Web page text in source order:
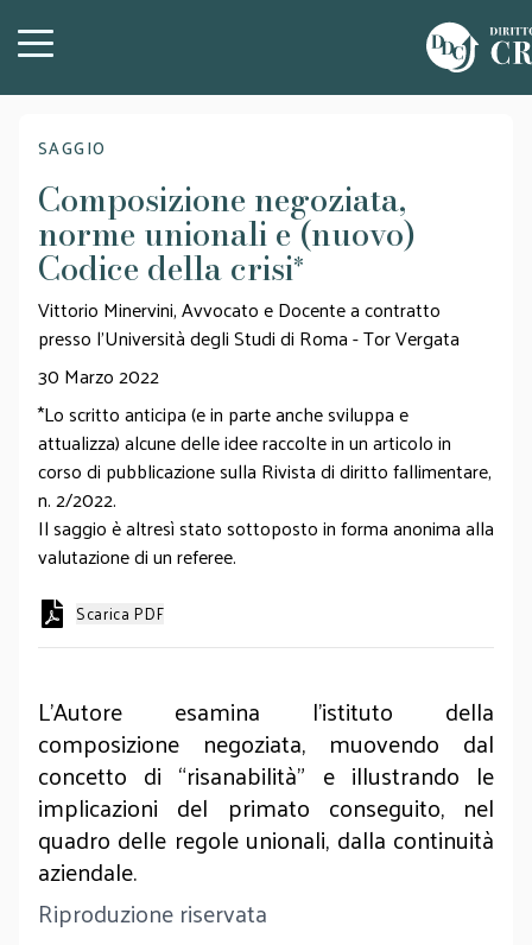
SAGGIO
Composizione negoziata,
norme unionali e (nuovo)
Codice della crisi*
Vittorio Minervini, Avvocato e Docente a contratto
presso l’Università degli Studi di Roma - Tor Vergata
30 Marzo 2022
*Lo scritto anticipa (e in parte anche sviluppa e
attualizza) alcune delle idee raccolte in un articolo in
corso di pubblicazione sulla Rivista di diritto fallimentare,
n. 2/2022.
Il saggio è altresì stato sottoposto in forma anonima alla
valutazione di un referee.
Scarica PDF
L’Autore esamina l’istituto della
composizione negoziata, muovendo dal
concetto di “risanabilità” e illustrando le
implicazioni del primato conseguito, nel
quadro delle regole unionali, dalla continuità
aziendale.
Riproduzione riservata